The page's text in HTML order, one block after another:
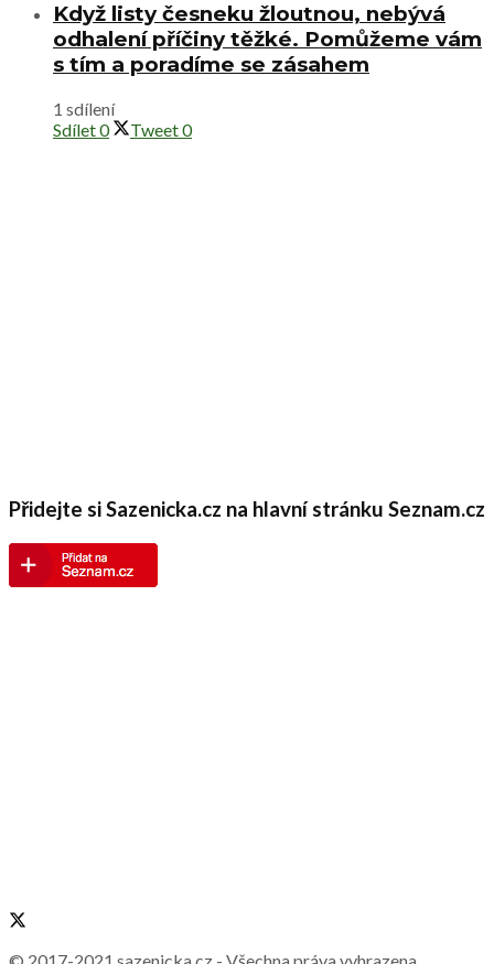
Když listy česneku žloutnou, nebývá
odhalení příčiny těžké. Pomůžeme vám
s tím a poradíme se zásahem
1 sdílení
Sdílet0 Tweet0
Přidejte si Sazenicka.cz na hlavní stránku Seznam.cz